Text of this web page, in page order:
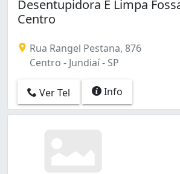
Desentupidora E Limpa
Centro
Rua Rangel Pestana, 876
Centro - Jundiaí - SP
Ver Tel Info